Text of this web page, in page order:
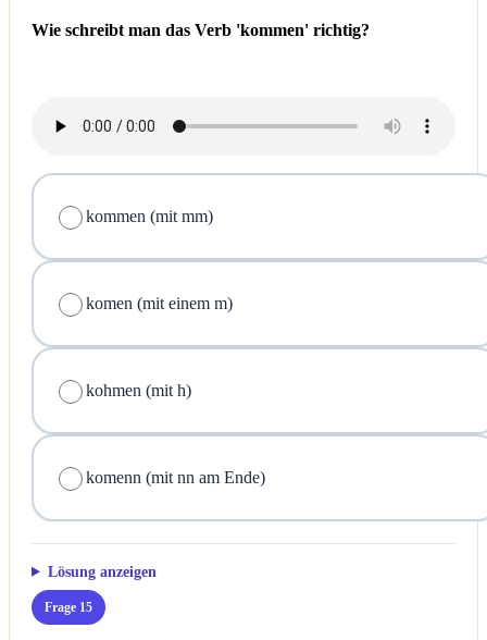
Wie schreibt man das Verb 'kommen' richtig?
kommen (mit mm)
komen (mit einem m)
kohmen (mit h)
komenn (mit nn am Ende)
Lösung anzeigen
Frage 15